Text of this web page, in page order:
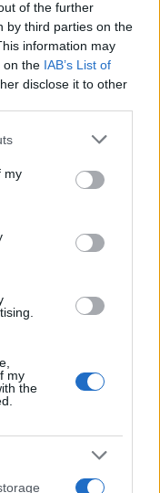
of the further
by third parties on the
information may
on the IAB’s List of
disclose it to other
or more Google
You may click to
third-party tags to
in below Google
my
my
the
news